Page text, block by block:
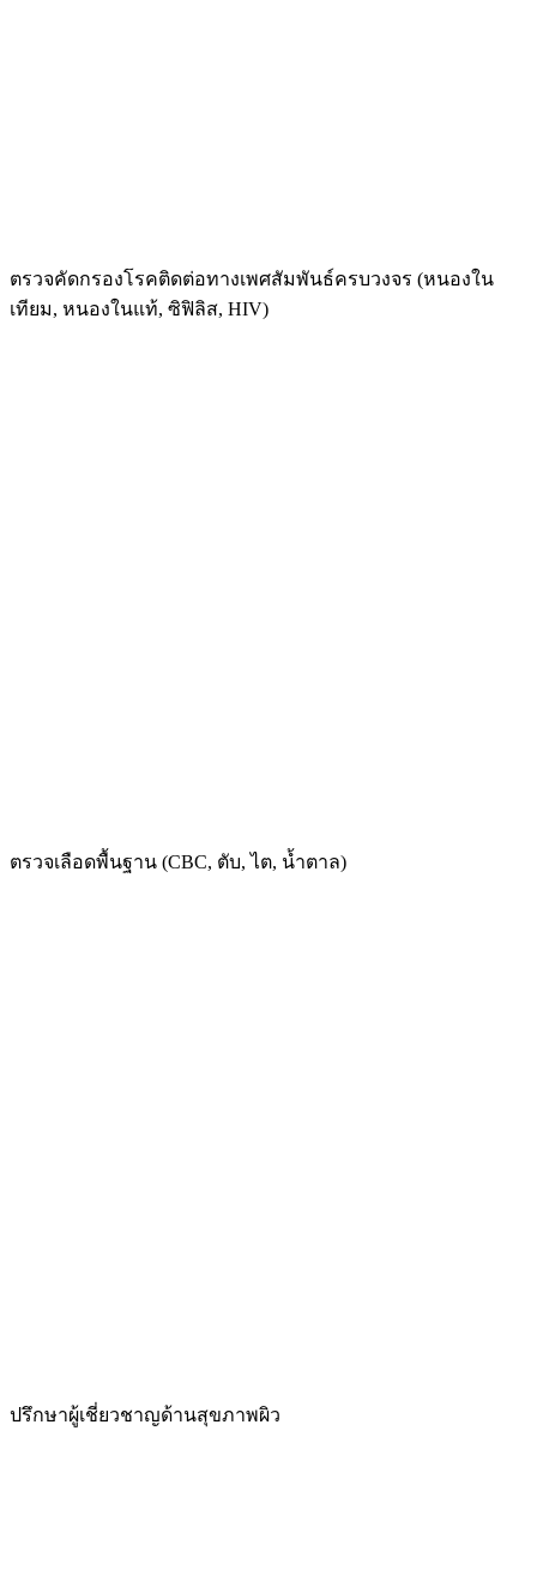
ตรวจคัดกรองโรคติดต่อทางเพศสัมพันธ์ครบวงจร (หนองใน
เทียม, หนองในแท้, ซิฟิลิส, HIV)
ตรวจเลือดพื้นฐาน (CBC, ตับ, ไต, น้ำตาล)
ปรึกษาผู้เชี่ยวชาญด้านสุขภาพผิว